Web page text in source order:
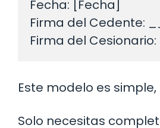
Fecha: [Fecha]
Firma del
Este modelo es
Solo necesitas